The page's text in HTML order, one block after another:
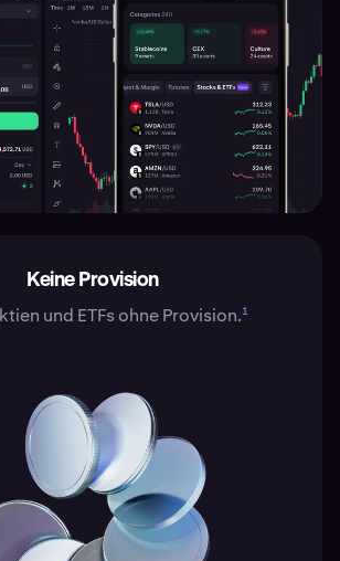
Keine Provision
und ETFs ohne Provision.1